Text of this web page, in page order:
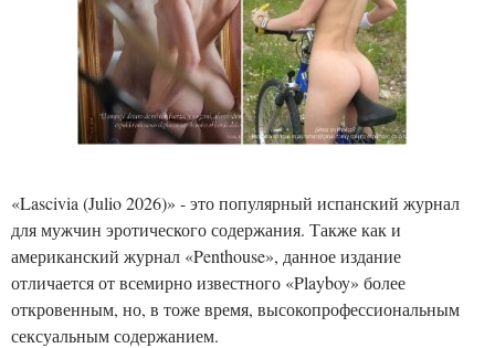
«Lascivia (Julio 2026)» - это популярный испанский журнал
для мужчин эротического содержания. Также как и
американский журнал «Penthouse», данное издание
отличается от всемирно известного «Playboy» более
откровенным, но, в тоже время, высокопрофессиональным
сексуальным содержанием.